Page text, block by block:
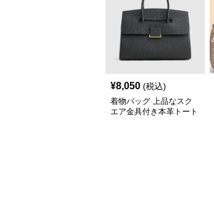
¥8,050 (税込)
着物バッグ 上品なスク
エア金具付き本革トート